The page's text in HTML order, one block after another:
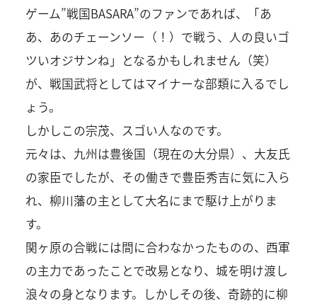
ゲーム”戦国BASARA”のファンであれば、「あ
あ、あのチェーンソー（！）で戦う、人の良いゴ
ツいオジサンね」となるかもしれません（笑）
が、戦国武将としてはマイナーな部類に入るでし
ょう。
しかしこの宗茂、スゴい人なのです。
元々は、九州は豊後国（現在の大分県）、大友氏
の家臣でしたが、その働きで豊臣秀吉に気に入ら
れ、柳川藩の主として大名にまで駆け上がりま
す。
関ヶ原の合戦には間に合わなかったものの、西軍
の主力であったことで改易となり、城を明け渡し
浪々の身となります。しかしその後、奇跡的に柳